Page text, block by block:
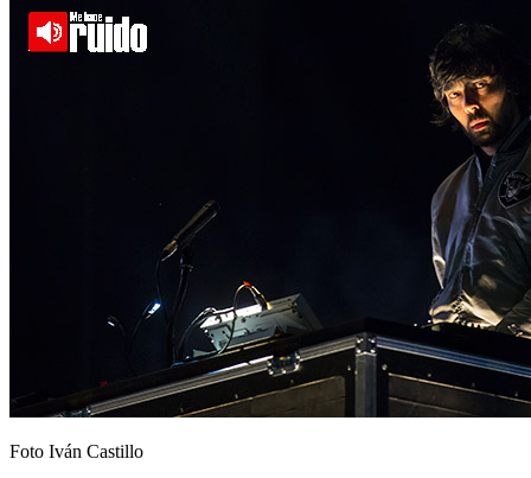
Foto Iván Castillo